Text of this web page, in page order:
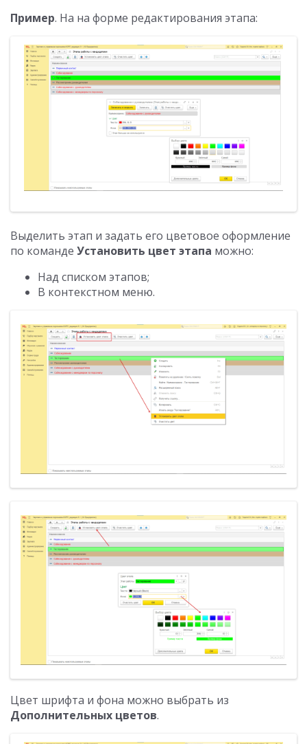
Пример. На на форме редактирования этапа:
Выделить этап и задать его цветовое оформление
по команде Установить цвет этапа можно:
Над списком этапов;
В контекстном меню.
Цвет шрифта и фона можно выбрать из
Дополнительных цветов.